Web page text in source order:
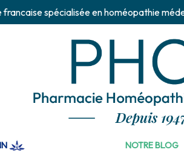
francaise spécialisée en homéopathie
NOTRE BLOG